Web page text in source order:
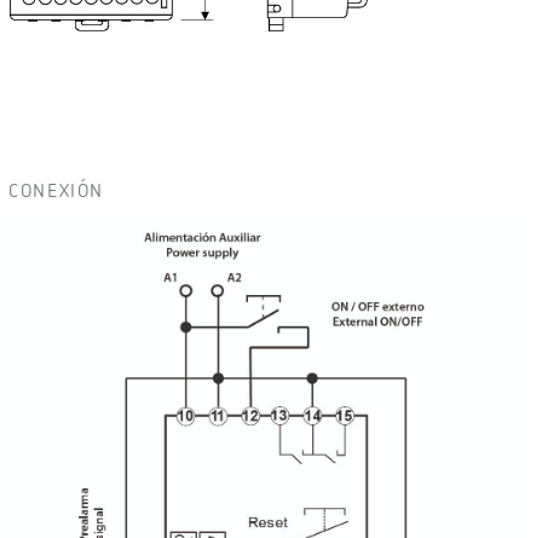
CONEXIÓN